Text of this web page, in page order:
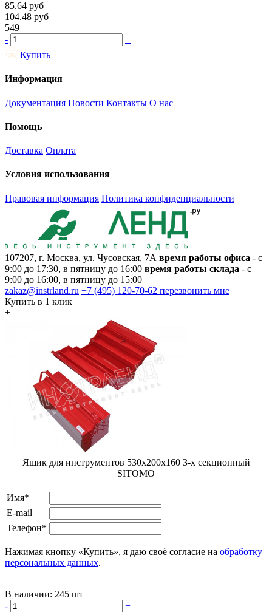
85.64 руб
104.48 руб
549
-
+
Купить
Информация
Документация Новости Контакты О нас
Помощь
Доставка Оплата
Условия использования
Правовая информация Политика конфиденциальности
107207, г. Москва, ул. Чусовская, 7А время работы офиса - с
9:00 до 17:30, в пятницу до 16:00 время работы склада - с
9:00 до 16:00, в пятницу до 15:00
zakaz@instrland.ru +7 (495) 120-70-62 перезвонить мне
Купить в 1 клик
+
Ящик для инструментов 530х200х160 3-х секционный
SITOMO
Имя*
E-mail
Телефон*
Нажимая кнопку «Купить», я даю своё согласие на обработку
персональных данных.
В наличии: 245 шт
-
+